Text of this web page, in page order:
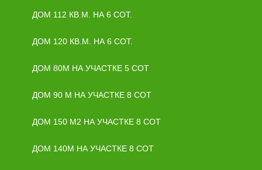
ДОМ 112 КВ.М. НА 6 СОТ.
ДОМ 120 КВ.М. НА 6 СОТ.
ДОМ 80М НА УЧАСТКЕ 5 СОТ
ДОМ 90 М НА УЧАСТКЕ 8 СОТ
ДОМ 150 М2 НА УЧАСТКЕ 8 СОТ
ДОМ 140М НА УЧАСТКЕ 8 СОТ